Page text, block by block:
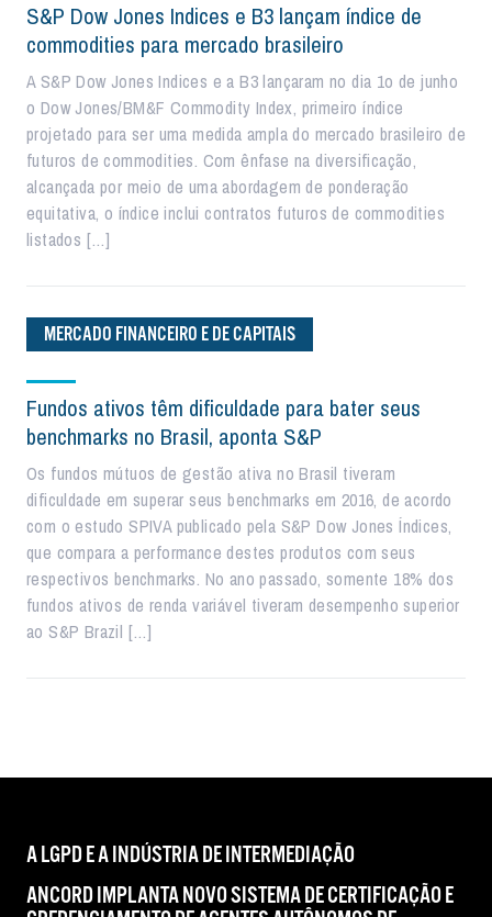
S&P Dow Jones Indices e B3 lançam índice de
commodities para mercado brasileiro
A S&P Dow Jones Indices e a B3 lançaram no dia 1o de junho
o Dow Jones/BM&F Commodity Index, primeiro índice
projetado para ser uma medida ampla do mercado brasileiro de
futuros de commodities. Com ênfase na diversificação,
alcançada por meio de uma abordagem de ponderação
equitativa, o índice inclui contratos futuros de commodities
listados […]
MERCADO FINANCEIRO E DE CAPITAIS
Fundos ativos têm dificuldade para bater seus
benchmarks no Brasil, aponta S&P
Os fundos mútuos de gestão ativa no Brasil tiveram
dificuldade em superar seus benchmarks em 2016, de acordo
com o estudo SPIVA publicado pela S&P Dow Jones Índices,
que compara a performance destes produtos com seus
respectivos benchmarks. No ano passado, somente 18% dos
fundos ativos de renda variável tiveram desempenho superior
ao S&P Brazil […]
A LGPD E A INDÚSTRIA DE INTERMEDIAÇÃO
ANCORD IMPLANTA NOVO SISTEMA DE CERTIFICAÇÃO E